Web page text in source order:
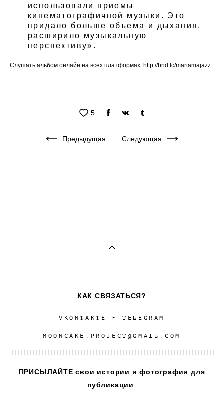
использовали приемы
кинематографичной музыки. Это
придало больше объема и дыхания,
расширило музыкальную
перспективу».
Слушать альбом онлайн на всех платформах: http://bnd.lc/mariamajazz ​
5
Предыдущая Следующая
КАК СВЯЗАТЬСЯ?
VKONTAKTE ‣ TELEGRAM
MOONCAKE.PROJECT@GMAIL.COM
ПРИСЫЛАЙТЕ свои истории и фотографии для
публикации